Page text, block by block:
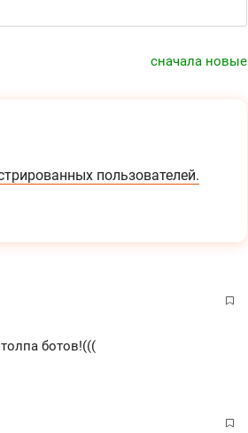
сначала новые
пользователей.
ботов!(((